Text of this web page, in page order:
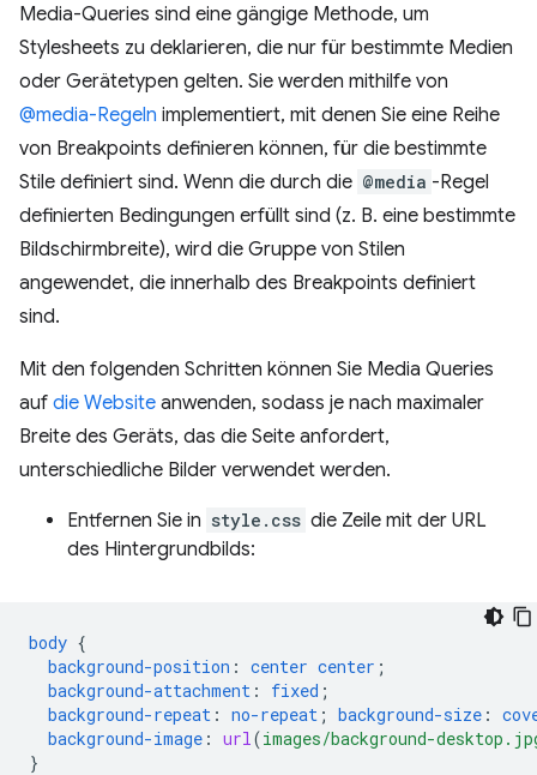
Media-Queries sind eine gängige Methode, um
Stylesheets zu deklarieren, die nur für bestimmte Medien
oder Gerätetypen gelten. Sie werden mithilfe von
@media-Regeln implementiert, mit denen Sie eine Reihe
von Breakpoints definieren können, für die bestimmte
Stile definiert sind. Wenn die durch die @media -Regel
definierten Bedingungen erfüllt sind (z. B. eine bestimmte
Bildschirmbreite), wird die Gruppe von Stilen
angewendet, die innerhalb des Breakpoints definiert
sind.
Mit den folgenden Schritten können Sie Media Queries
auf die Website anwenden, sodass je nach maximaler
Breite des Geräts, das die Seite anfordert,
unterschiedliche Bilder verwendet werden.
Entfernen Sie in style.css die Zeile mit der URL
des Hintergrundbilds:
body {
background-position : center center ;
background-attachment : fixed ;
background-repeat : no-repeat ; background-size :
background-image : url(images/background-
}